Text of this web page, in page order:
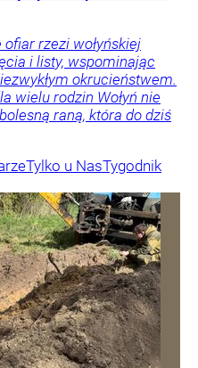
rzezi wołyńskiej
i listy, wspominając
okrucieństwem.
wielu rodzin Wołyń nie
raną, która do dziś
Tylko u NasTygodnik